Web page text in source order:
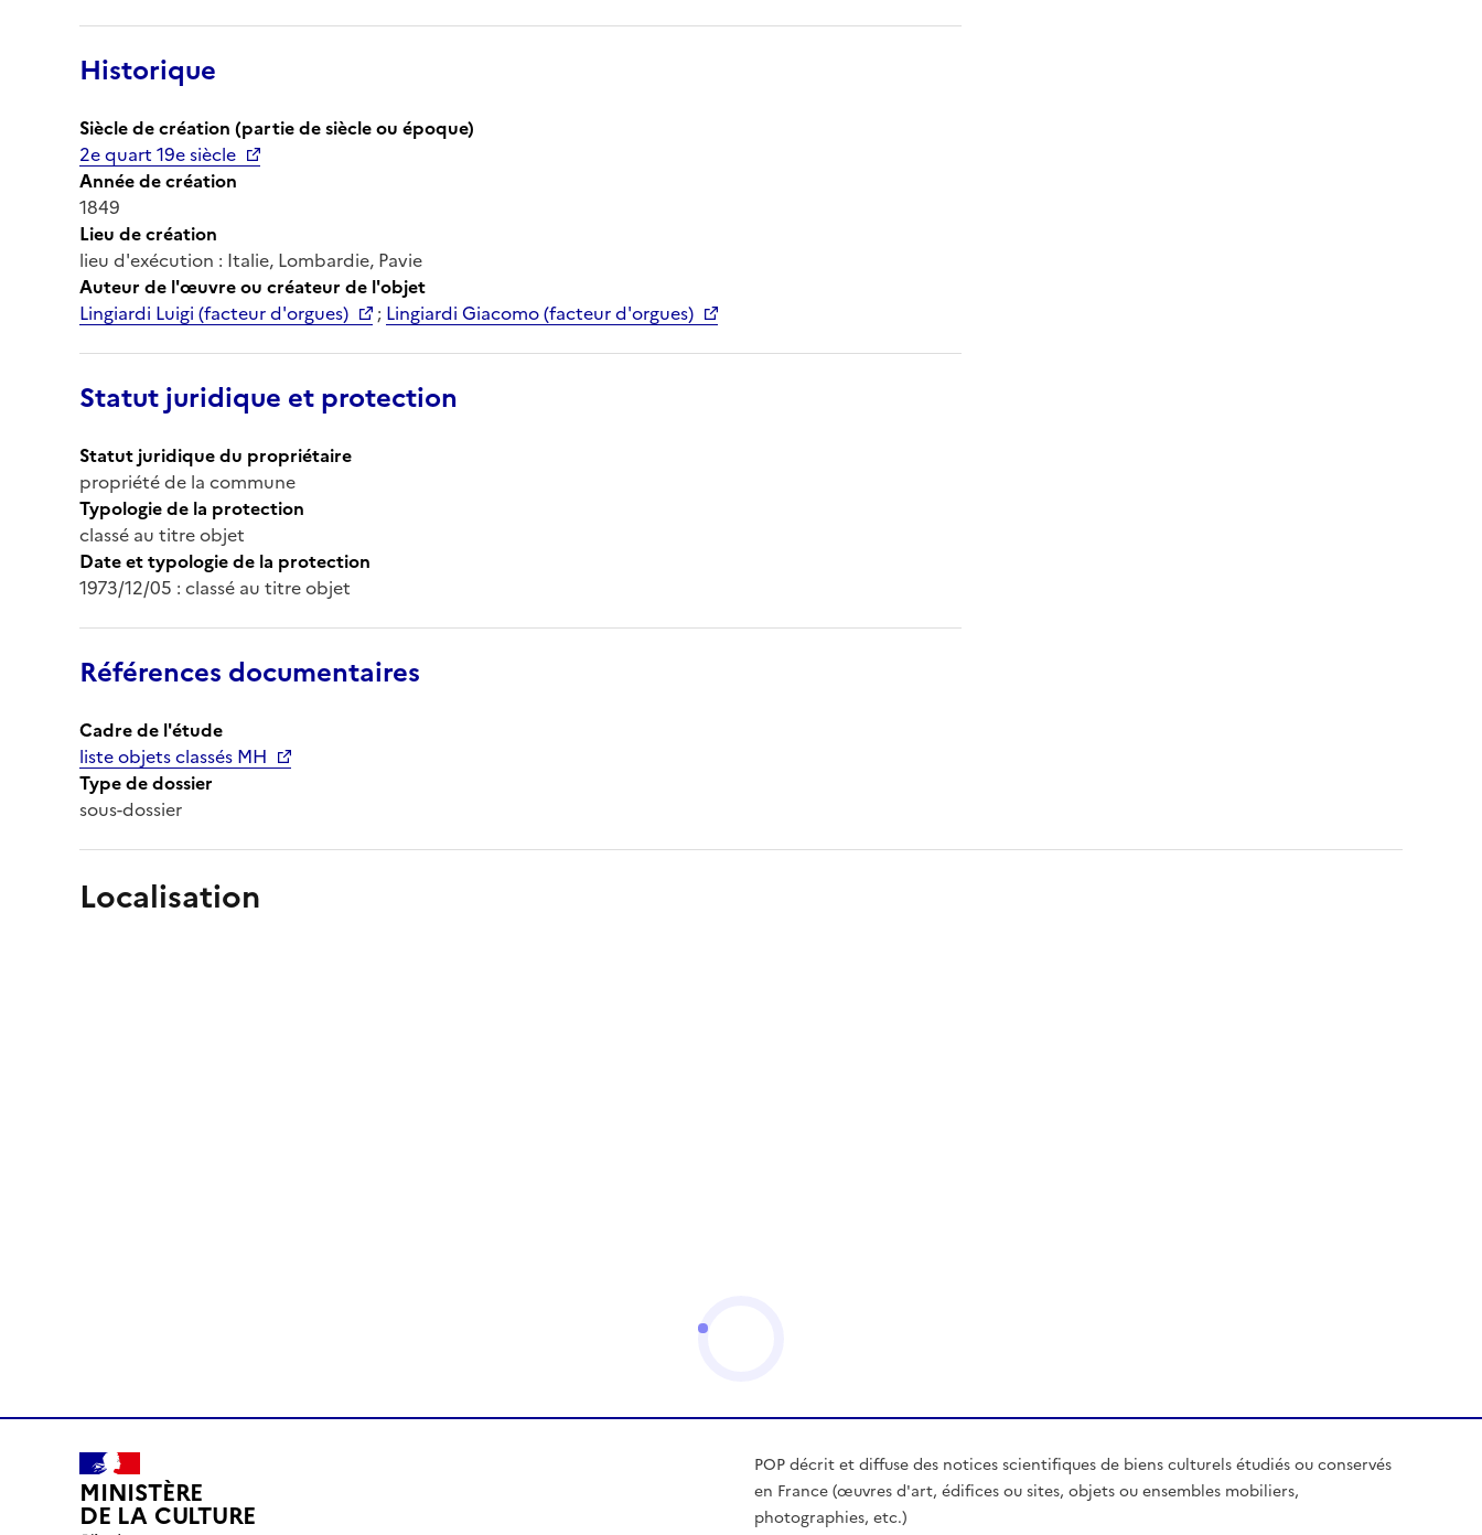
Historique
Siècle de création (partie de siècle ou époque)
2e quart 19e siècle
Année de création
1849
Lieu de création
lieu d'exécution : Italie, Lombardie, Pavie
Auteur de l'œuvre ou créateur de l'objet
Lingiardi Luigi (facteur d'orgues)
; Lingiardi Giacomo (facteur d'orgues)
Statut juridique et protection
Statut juridique du propriétaire
propriété de la commune
Typologie de la protection
classé au titre objet
Date et typologie de la protection
1973/12/05 : classé au titre objet
Références documentaires
Cadre de l'étude
liste objets classés MH
Type de dossier
sous-dossier
Localisation
MINISTÈRE
DE LA CULTURE
POP décrit et diffuse des notices scientifiques de biens culturels étudiés ou conservés
en France (œuvres d'art, édifices ou sites, objets ou ensembles mobiliers,
photographies, etc.)